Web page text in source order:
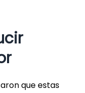
que estas